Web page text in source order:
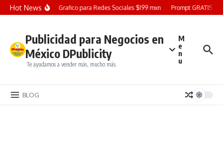
Saltar al contenido
Hot NewsDiseño Grafico para Redes Sociales $199 mxn Prompt GRATIS:
Publicidad para Negocios en
México DPublicity
Te ayudamos a vender más, mucho más.
M
e
n
u
BLOG